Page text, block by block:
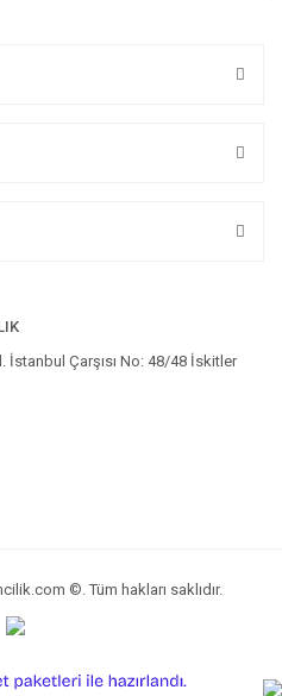
İstanbul Çarşısı No: 48/48 İskitler
©. Tüm hakları saklıdır.
e-